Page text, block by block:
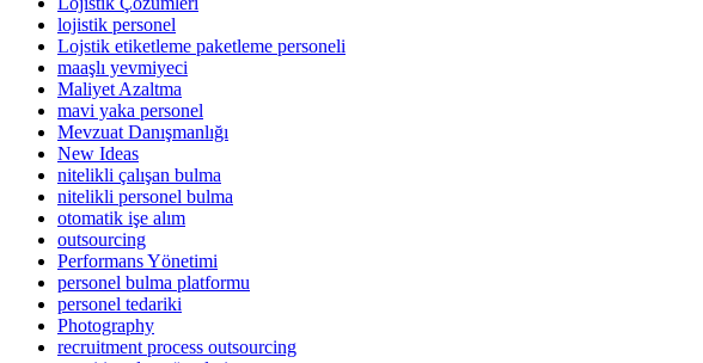
lojistik personel
Lojstik etiketleme paketleme personeli
maaşlı yevmiyeci
Maliyet Azaltma
mavi yaka personel
Mevzuat Danışmanlığı
New Ideas
nitelikli çalışan bulma
nitelikli personel bulma
otomatik işe alım
outsourcing
Performans Yönetimi
personel bulma platformu
personel tedariki
Photography
recruitment process outsourcing